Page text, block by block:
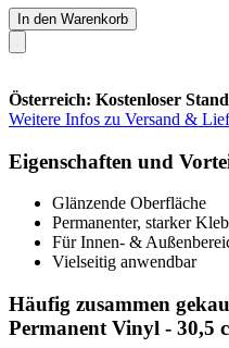
In den Warenkorb
Österreich: Kostenloser
Weitere Infos zu Versand &
Eigenschaften und
Glänzende Oberfläche
Permanenter, starker
Für Innen- &
Vielseitig anwendbar
Häufig zusammen
Permanent Vinyl - 30,5